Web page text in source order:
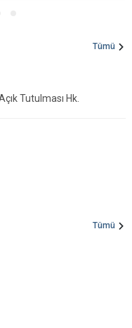
Tümü
Tutulması Hk.
Tümü